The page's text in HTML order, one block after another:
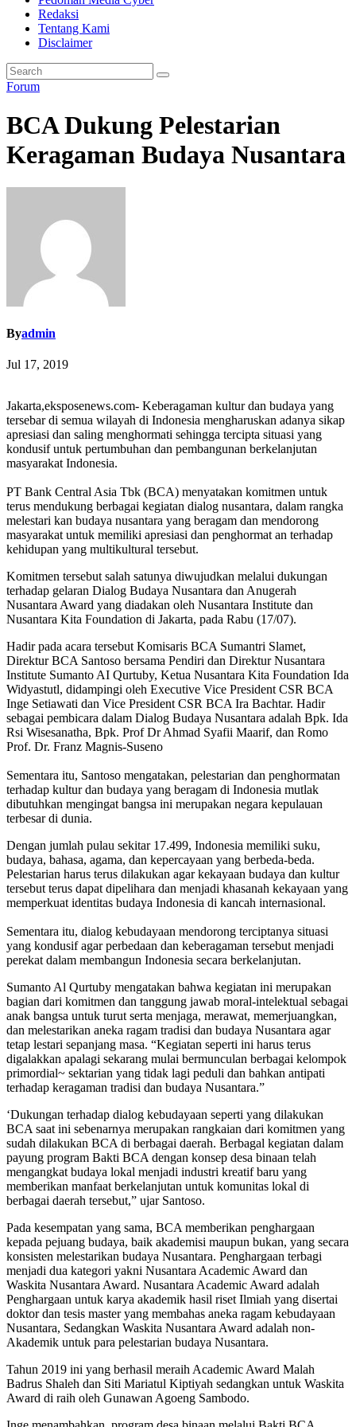
Redaksi
Tentang Kami
Disclaimer
Forum
BCA Dukung Pelestarian
Keragaman Budaya Nusantara
Byadmin
Jul 17, 2019
Jakarta,eksposenews.com- Keberagaman kultur dan budaya yang
tersebar di semua wilayah di Indonesia mengharuskan adanya sikap
apresiasi dan saling menghormati sehingga tercipta situasi yang
kondusif untuk pertumbuhan dan pembangunan berkelanjutan
masyarakat Indonesia.
PT Bank Central Asia Tbk (BCA) menyatakan komitmen untuk
terus mendukung berbagai kegiatan dialog nusantara, dalam rangka
melestari kan budaya nusantara yang beragam dan mendorong
masyarakat untuk memiliki apresiasi dan penghormat an terhadap
kehidupan yang multikultural tersebut.
Komitmen tersebut salah satunya diwujudkan melalui dukungan
terhadap gelaran Dialog Budaya Nusantara dan Anugerah
Nusantara Award yang diadakan oleh Nusantara Institute dan
Nusantara Kita Foundation di Jakarta, pada Rabu (17/07).
Hadir pada acara tersebut Komisaris BCA Sumantri Slamet,
Direktur BCA Santoso bersama Pendiri dan Direktur Nusantara
Institute Sumanto AI Qurtuby, Ketua Nusantara Kita Foundation Ida
Widyastutl, didampingi oleh Executive Vice President CSR BCA
Inge Setiawati dan Vice President CSR BCA Ira Bachtar. Hadir
sebagai pembicara dalam Dialog Budaya Nusantara adalah Bpk. Ida
Rsi Wisesanatha, Bpk. Prof Dr Ahmad Syafii Maarif, dan Romo
Prof. Dr. Franz Magnis-Suseno
Sementara itu, Santoso mengatakan, pelestarian dan penghormatan
terhadap kultur dan budaya yang beragam di Indonesia mutlak
dibutuhkan mengingat bangsa ini merupakan negara kepulauan
terbesar di dunia.
Dengan jumlah pulau sekitar 17.499, Indonesia memiliki suku,
budaya, bahasa, agama, dan kepercayaan yang berbeda-beda.
Pelestarian harus terus dilakukan agar kekayaan budaya dan kultur
tersebut terus dapat dipelihara dan menjadi khasanah kekayaan yang
memperkuat identitas budaya Indonesia di kancah internasional.
Sementara itu, dialog kebudayaan mendorong terciptanya situasi
yang kondusif agar perbedaan dan keberagaman tersebut menjadi
perekat dalam membangun Indonesia secara berkelanjutan.
Sumanto Al Qurtuby mengatakan bahwa kegiatan ini merupakan
bagian dari komitmen dan tanggung jawab moral-intelektual sebagai
anak bangsa untuk turut serta menjaga, merawat, memerjuangkan,
dan melestarikan aneka ragam tradisi dan budaya Nusantara agar
tetap lestari sepanjang masa. “Kegiatan seperti ini harus terus
digalakkan apalagi sekarang mulai bermunculan berbagai kelompok
primordial~ sektarian yang tidak lagi peduli dan bahkan antipati
terhadap keragaman tradisi dan budaya Nusantara.”
‘Dukungan terhadap dialog kebudayaan seperti yang dilakukan
BCA saat ini sebenarnya merupakan rangkaian dari komitmen yang
sudah dilakukan BCA di berbagai daerah. Berbagal kegiatan dalam
payung program Bakti BCA dengan konsep desa binaan telah
mengangkat budaya lokal menjadi industri kreatif baru yang
memberikan manfaat berkelanjutan untuk komunitas lokal di
berbagai daerah tersebut,” ujar Santoso.
Pada kesempatan yang sama, BCA memberikan penghargaan
kepada pejuang budaya, baik akademisi maupun bukan, yang secara
konsisten melestarikan budaya Nusantara. Penghargaan terbagi
menjadi dua kategori yakni Nusantara Academic Award dan
Waskita Nusantara Award. Nusantara Academic Award adalah
Penghargaan untuk karya akademik hasil riset Ilmiah yang disertai
doktor dan tesis master yang membahas aneka ragam kebudayaan
Nusantara, Sedangkan Waskita Nusantara Award adalah non-
Akademik untuk para pelestarian budaya Nusantara.
Tahun 2019 ini yang berhasil meraih Academic Award Malah
Badrus Shaleh dan Siti Mariatul Kiptiyah sedangkan untuk Waskita
Award di raih oleh Gunawan Agoeng Sambodo.